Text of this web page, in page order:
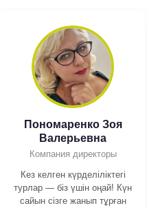
Пономаренко Зоя
Валерьевна
Компания директоры
Кез келген күрделіліктегі
турлар — біз үшін оңай! Күн
сайын сізге жанып тұрған